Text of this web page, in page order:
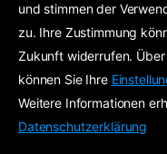
und stimmen der
zu. Ihre Zustimmung
Zukunft widerrufen.
können Sie Ihre
Weitere Informationen
Datenschutzerklärung